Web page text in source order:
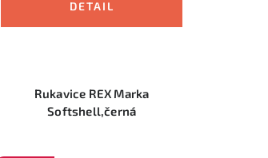
Rukavice REX Marka
Softshell,černá